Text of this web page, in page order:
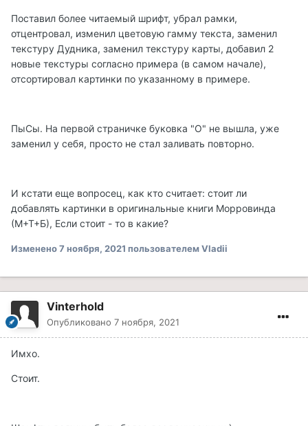
Поставил более читаемый шрифт, убрал рамки,
отцентровал, изменил цветовую гамму текста, заменил
текстуру Дудника, заменил текстуру карты, добавил 2
новые текстуры согласно примера (в самом начале),
отсортировал картинки по указанному в примере.
ПыСы. На первой страничке буковка "О" не вышла, уже
заменил у себя, просто не стал заливать повторно.
И кстати еще вопросец, как кто считает: стоит ли
добавлять картинки в оригинальные книги Морровинда
(М+Т+Б), Если стоит - то в какие?
Изменено7 ноября, 2021 пользователем Vladii
Vinterhold
Опубликовано 7 ноября, 2021
Имхо.
Стоит.